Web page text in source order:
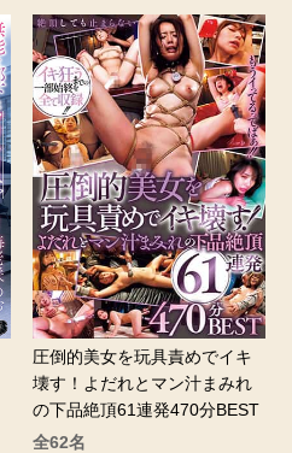
圧倒的美女を玩具責めでイキ
壊す！よだれとマン汁まみれ
の下品絶頂61連発470分BEST
全62名